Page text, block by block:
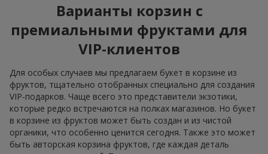
Варианты корзин с
премиальными фруктами для
VIP-клиентов
Для особых случаев мы предлагаем букет в корзине из
фруктов, тщательно отобранных специально для создания
VIP-подарков. Чаще всего это представители экзотики,
которые редко встречаются на полках магазинов. Но букет
в корзине из фруктов может быть создан и из чистой
органики, что особенно ценится сегодня. Также это может
быть авторская корзина фруктов, где каждая деталь